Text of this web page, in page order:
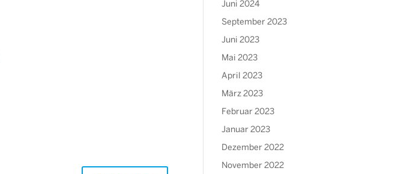
Juni 2024
September 2023
Juni 2023
Mai 2023
April 2023
März 2023
Februar 2023
Januar 2023
Dezember 2022
November 2022